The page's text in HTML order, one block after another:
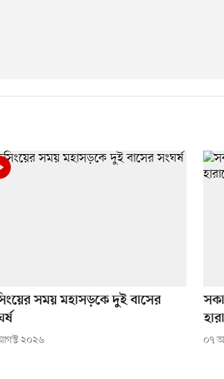
সময় মহাসড়কে দুই বাসের
২০২৬ ০৭